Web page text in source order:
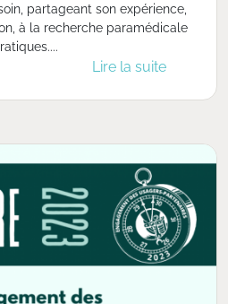
partageant son expérience,
à la recherche paramédicale
Lire la suite